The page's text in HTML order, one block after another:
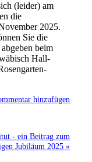
(leider) am
die
2025.
Sie die
beim
Hall-
hinzufügen
- ein Beitrag zum
Jubiläum 2025 »